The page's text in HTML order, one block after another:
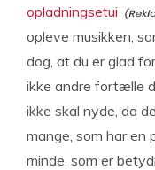
opladningsetui
opleve musikken,
dog, at du er glad
ikke andre fortælle
ikke skal nyde, da
mange, som har en
minde, som er